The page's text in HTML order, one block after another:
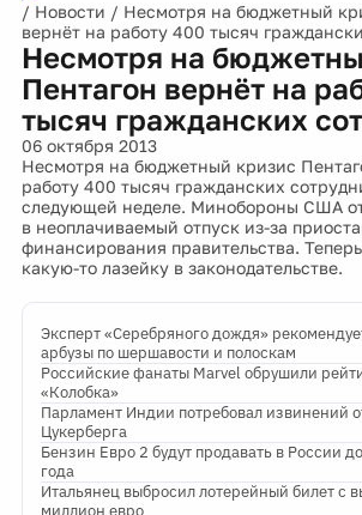
/ Новости / Несмотря на бюджетный
вернёт на работу 400 тысяч
Несмотря на
Пентагон вернёт на
тысяч гражданских
06 октября 2013
Несмотря на бюджетный кризис
работу 400 тысяч гражданских
следующей неделе. Минобороны США
в неоплачиваемый отпуск из-за
финансирования правительства.
какую-то лазейку в законодательстве.
Эксперт «Серебряного дождя»
арбузы по шершавости и полоскам
Российские фанаты Marvel обрушили
«Колобка»
Парламент Индии потребовал извинений
Цукерберга
Бензин Евро 2 будут продавать в России
года
Итальянец выбросил лотерейный билет с